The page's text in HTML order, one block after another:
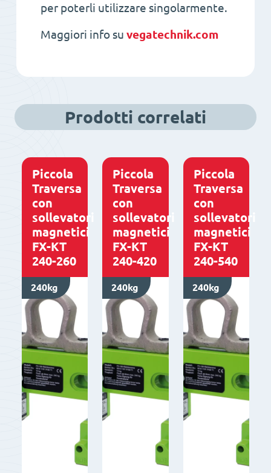
per poterli utilizzare singolarmente.
Maggiori info su vegatechnik.com
Prodotti correlati
Piccola
Traversa
con
sollevatori
magnetici
FX-KT
240-260
240kg
Piccola
Traversa
con
sollevatori
magnetici
FX-KT
240-420
240kg
Piccola
Traversa
con
sollevatori
magnetici
FX-KT
240-540
240kg